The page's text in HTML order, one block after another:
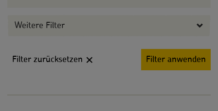
Weitere Filter
Filter zurücksetzen